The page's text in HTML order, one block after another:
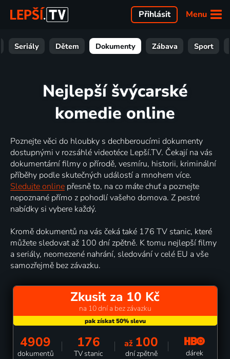
Menu
Přihlásit
Seriály Dětem Dokumenty Zábava Sport
Nejlepší švýcarské
komedie online
Poznejte věci do hloubky s dechberoucími dokumenty
dostupnými v rozsáhlé videotéce Lepší.TV. Čekají na vás
dokumentární filmy o přírodě, vesmíru, historii, kriminální
příběhy podle skutečných událostí a mnohem více.
Sledujte online přesně to, na co máte chuť a poznejte
nepoznané přímo z pohodlí vašeho domova. Z pestré
nabídky si vybere každý.
Kromě dokumentů na vás čeká také 176 TV stanic, které
můžete sledovat až 100 dní zpětně. K tomu nejlepší filmy
a seriály, neomezené nahrání, sledování v celé EU a vše
samozřejmě bez závazku.
Zkusit za 10 Kč
na 10 dní a bez závazku
4909
dokumentů
176
TV stanic
až 100
dní zpětně dárek